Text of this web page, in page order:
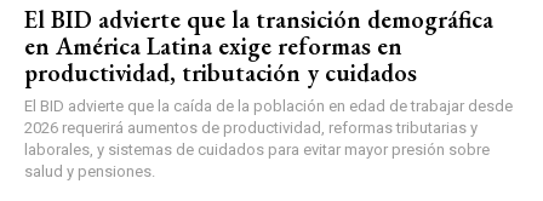
El BID advierte que la transición demográfica
en América Latina exige reformas en
productividad, tributación y cuidados
El BID advierte que la caída de la población en edad de trabajar desde
2026 requerirá aumentos de productividad, reformas tributarias y
laborales, y sistemas de cuidados para evitar mayor presión sobre
salud y pensiones.